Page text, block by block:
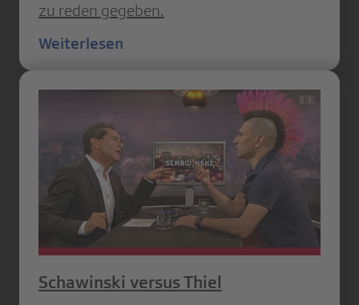
zu reden gegeben.
Weiterlesen
Schawinski versus Thiel